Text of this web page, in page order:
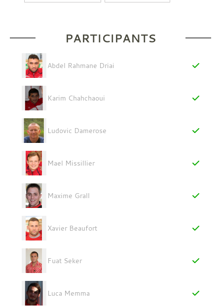
PARTICIPANTS
Abdel Rahmane Driai
Karim Chahchaoui
Ludovic Damerose
Mael Missillier
Maxime Grall
Xavier Beaufort
Fuat Seker
Luca Memma